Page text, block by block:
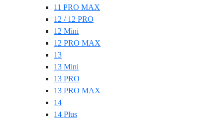
11 PRO MAX
12 / 12 PRO
12 Mini
12 PRO MAX
13
13 Mini
13 PRO
13 PRO MAX
14
14 Plus